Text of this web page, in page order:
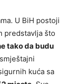
U BiH postoji
predstavlja što
tako da budu
kuća sa